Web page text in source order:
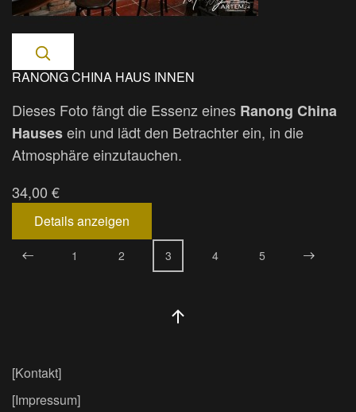
RANONG CHINA HAUS INNEN
Dieses Foto fängt die Essenz eines Ranong China
Hausesein und lädt den Betrachter ein, in die
Atmosphäre einzutauchen.
34,00 €
Details anzeigen
1 2 3 4 5
[Kontakt]
[Impressum]